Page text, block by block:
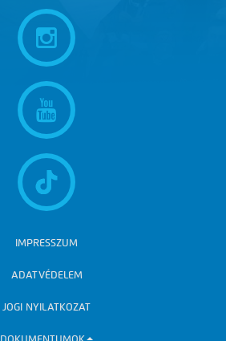
IMPRESSZUM
ADATVÉDELEM
JOGI NYILATKOZAT